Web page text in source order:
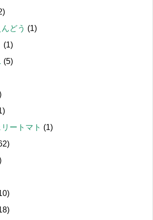
どう (1)
(1)
(5)
ートマト (1)